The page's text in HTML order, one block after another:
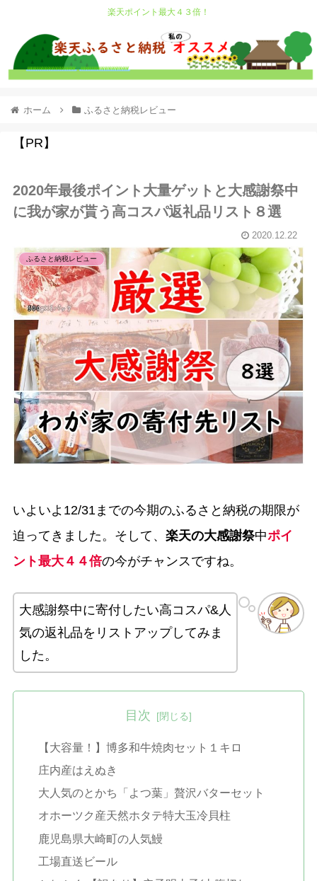
楽天ポイント最大４３倍！
ホーム ふるさと納税レビュー
【PR】
2020年最後ポイント大量ゲットと大感謝祭中
に我が家が貰う高コスパ返礼品リスト８選
2020.12.22
ふるさと納税レビュー
いよいよ12/31までの今期のふるさと納税の期限が
迫ってきました。そして、 楽天の大感謝祭中ポイ
ント最大４４倍の今がチャンスですね。
大感謝祭中に寄付したい高コスパ&人
気の返礼品をリストアップしてみま
した。
目次
【大容量！】博多和牛焼肉セット１キロ
庄内産はえぬき
大人気のとかち「よつ葉」贅沢バターセット
オホーツク産天然ホタテ特大玉冷貝柱
鹿児島県大崎町の人気鰻
工場直送ビール